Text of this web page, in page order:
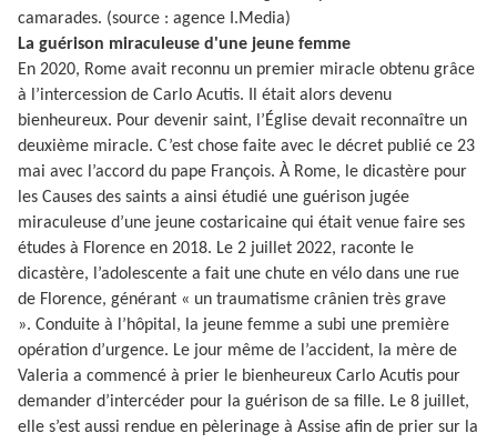
camarades. (source : agence I.Media)
La guérison miraculeuse d'une jeune femme
En 2020, Rome avait reconnu un premier miracle obtenu grâce
à l’intercession de Carlo Acutis. Il était alors devenu
bienheureux. Pour devenir saint, l’Église devait reconnaître un
deuxième miracle. C’est chose faite avec le décret publié ce 23
mai avec l’accord du pape François. À Rome, le dicastère pour
les Causes des saints a ainsi étudié une guérison jugée
miraculeuse d’une jeune costaricaine qui était venue faire ses
études à Florence en 2018. Le 2 juillet 2022, raconte le
dicastère, l’adolescente a fait une chute en vélo dans une rue
de Florence, générant « un traumatisme crânien très grave
». Conduite à l’hôpital, la jeune femme a subi une première
opération d’urgence. Le jour même de l’accident, la mère de
Valeria a commencé à prier le bienheureux Carlo Acutis pour
demander d’intercéder pour la guérison de sa fille. Le 8 juillet,
elle s’est aussi rendue en pèlerinage à Assise afin de prier sur la